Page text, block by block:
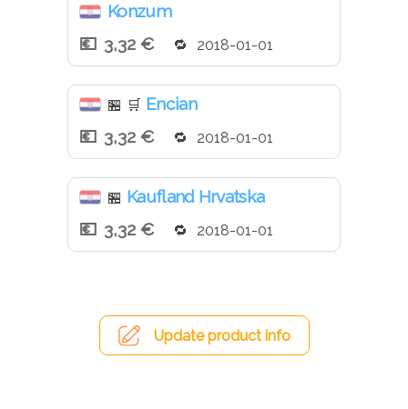
Konzum
3,32 €
2018-01-01
🏪 🛒 Encian
3,32 €
2018-01-01
🏪 Kaufland Hrvatska
3,32 €
2018-01-01
Update product info